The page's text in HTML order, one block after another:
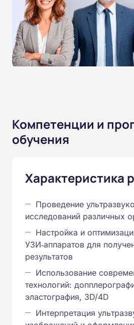
Компетенции и
обучения
Характеристика
Проведение
исследований различных
Настройка и
УЗИ‑аппаратов для
результатов
Использование
технологий:
эластография, 3D/4D
Интерпретация